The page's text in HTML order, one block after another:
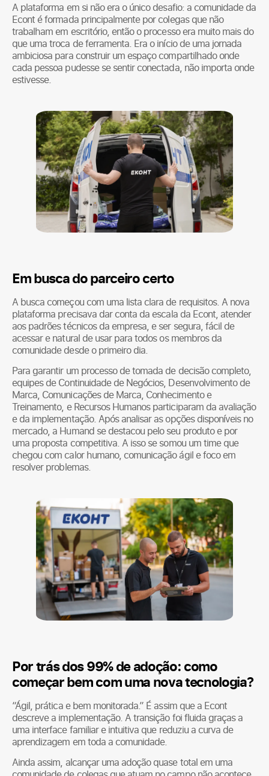
A plataforma em si não era o único desafio: a comunidade da
Econt é formada principalmente por colegas que não
trabalham em escritório, então o processo era muito mais do
que uma troca de ferramenta. Era o início de uma jornada
ambiciosa para construir um espaço compartilhado onde
cada pessoa pudesse se sentir conectada, não importa onde
estivesse.
Em busca do parceiro certo
A busca começou com uma lista clara de requisitos. A nova
plataforma precisava dar conta da escala da Econt, atender
aos padrões técnicos da empresa, e ser segura, fácil de
acessar e natural de usar para todos os membros da
comunidade desde o primeiro dia.
Para garantir um processo de tomada de decisão completo,
equipes de Continuidade de Negócios, Desenvolvimento de
Marca, Comunicações de Marca, Conhecimento e
Treinamento, e Recursos Humanos participaram da avaliação
e da implementação. Após analisar as opções disponíveis no
mercado, a Humand se destacou pelo seu produto e por
uma proposta competitiva. A isso se somou um time que
chegou com calor humano, comunicação ágil e foco em
resolver problemas.
Por trás dos 99% de adoção: como
começar bem com uma nova tecnologia?
“Ágil, prática e bem monitorada.” É assim que a Econt
descreve a implementação. A transição foi fluida graças a
uma interface familiar e intuitiva que reduziu a curva de
aprendizagem em toda a comunidade.
Ainda assim, alcançar uma adoção quase total em uma